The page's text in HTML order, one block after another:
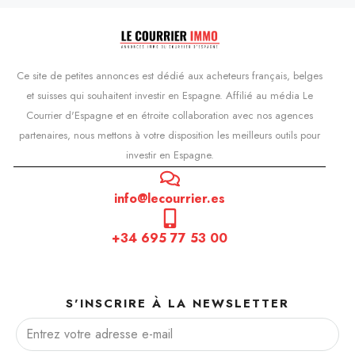
Ce site de petites annonces est dédié aux acheteurs français, belges
et suisses qui souhaitent investir en Espagne. Affilié au média Le
Courrier d'Espagne et en étroite collaboration avec nos agences
partenaires, nous mettons à votre disposition les meilleurs outils pour
investir en Espagne.
info@lecourrier.es
+34 695 77 53 00
S'INSCRIRE À LA NEWSLETTER